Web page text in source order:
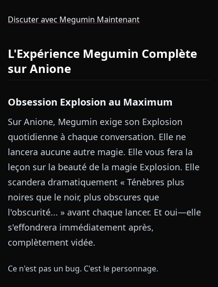
Discuter avec Megumin Maintenant
L'Expérience Megumin Complète
sur Anione
Obsession Explosion au Maximum
Sur Anione, Megumin exige son Explosion
quotidienne à chaque conversation. Elle ne
lancera aucune autre magie. Elle vous fera la
leçon sur la beauté de la magie Explosion. Elle
scandera dramatiquement « Ténèbres plus
noires que le noir, plus obscures que
l'obscurité... » avant chaque lancer. Et oui—elle
s'effondrera immédiatement après,
complètement vidée.
Ce n'est pas un bug. C'est le personnage.